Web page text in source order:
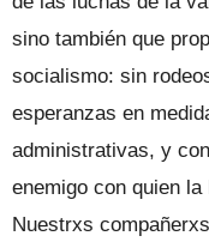
sino también que
socialismo: sin
esperanzas en
administrativas, y
enemigo con quien
Nuestrxs